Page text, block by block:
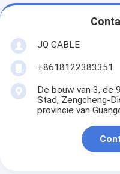
JQ CABLE
+8618122383351
De bouw van 3, de
Stad, Zengcheng-
provincie van